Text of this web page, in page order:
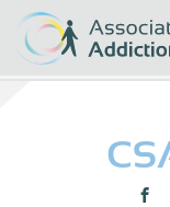
Panneau de gestion des